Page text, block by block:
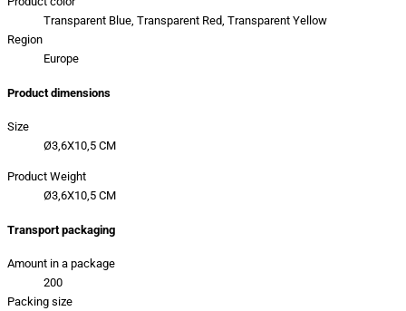
Transparent Blue, Transparent Red, Transparent Yellow
Region
Europe
Product dimensions
Size
Ø3,6X10,5 CM
Product Weight
Ø3,6X10,5 CM
Transport packaging
Amount in a package
200
Packing size